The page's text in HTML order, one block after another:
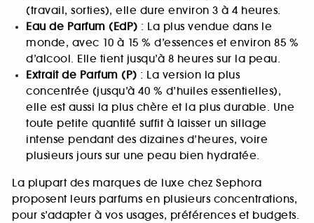
(travail, sorties), elle dure environ 3 à 4 heures.
Eau de Parfum (EdP) : La plus vendue dans le
monde, avec 10 à 15 % d’essences et environ 85 %
d’alcool. Elle tient jusqu’à 8 heures sur la peau.
Extrait de Parfum (P) : La version la plus
concentrée (jusqu’à 40 % d’huiles essentielles),
elle est aussi la plus chère et la plus durable. Une
toute petite quantité suffit à laisser un sillage
intense pendant des dizaines d’heures, voire
plusieurs jours sur une peau bien hydratée.
La plupart des marques de luxe chez Sephora
proposent leurs parfums en plusieurs concentrations,
pour s’adapter à vos usages, préférences et budgets.